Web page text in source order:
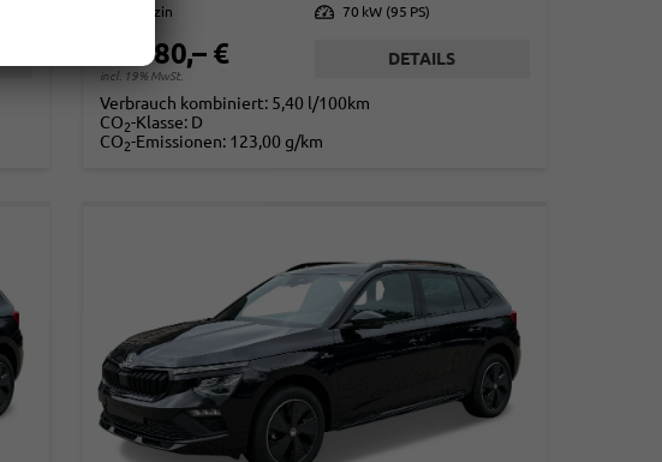
Benzin Leistung 70 kW (95 PS)
21.580,– €
incl. 19% MwSt.
DETAILS
Verbrauch kombiniert: 5,40 l/100km
CO2-Klasse: D
CO2-Emissionen: 123,00 g/km